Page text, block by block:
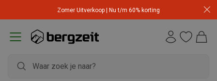
Zomer Uitverkoop | Nu t/m 60% korting